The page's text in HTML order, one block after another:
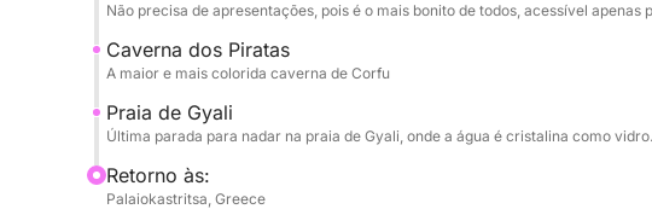
Não precisa de apresentações, pois é o mais bonito de todos, acessível apenas
Caverna dos Piratas
A maior e mais colorida caverna de Corfu
Praia de Gyali
Última parada para nadar na praia de Gyali, onde a água é cristalina como vidro.
Retorno às:
Palaiokastritsa, Greece